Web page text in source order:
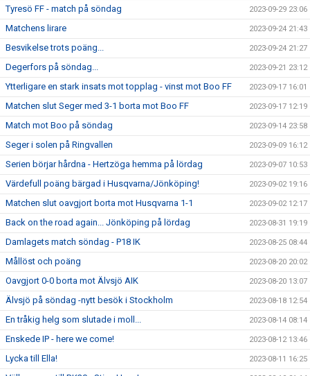
Tyresö FF - match på söndag 2023-09-29 23:06
Matchens lirare 2023-09-24 21:43
Besvikelse trots poäng... 2023-09-24 21:27
Degerfors på söndag... 2023-09-21 23:12
Ytterligare en stark insats mot topplag - vinst mot Boo FF 2023-09-17 16:01
Matchen slut Seger med 3-1 borta mot Boo FF 2023-09-17 12:19
Match mot Boo på söndag 2023-09-14 23:58
Seger i solen på Ringvallen 2023-09-09 16:12
Serien börjar hårdna - Hertzöga hemma på lördag 2023-09-07 10:53
Värdefull poäng bärgad i Husqvarna/Jönköping! 2023-09-02 19:16
Matchen slut oavgjort borta mot Husqvarna 1-1 2023-09-02 12:17
Back on the road again... Jönköping på lördag 2023-08-31 19:19
Damlagets match söndag - P18 IK 2023-08-25 08:44
Mållöst och poäng 2023-08-20 20:02
Oavgjort 0-0 borta mot Älvsjö AIK 2023-08-20 13:07
Älvsjö på söndag -nytt besök i Stockholm 2023-08-18 12:54
En tråkig helg som slutade i moll... 2023-08-14 08:14
Enskede IP - here we come! 2023-08-12 13:46
Lycka till Ella! 2023-08-11 16:25